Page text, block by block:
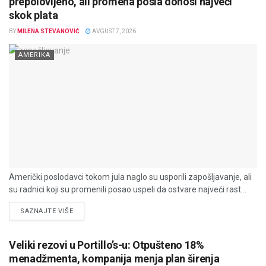
skok plata
BY MILENA STEVANOVIĆ AVGUST 7, 2026
AMERIKA
Američki poslodavci tokom jula naglo su usporili zapošljavanje, ali
su radnici koji su promenili posao uspeli da ostvare najveći rast...
SAZNAJTE VIŠEDETAILS
Veliki rezovi u Portillo’s-u: Otpušteno 18%
menadžmenta, kompanija menja plan širenja